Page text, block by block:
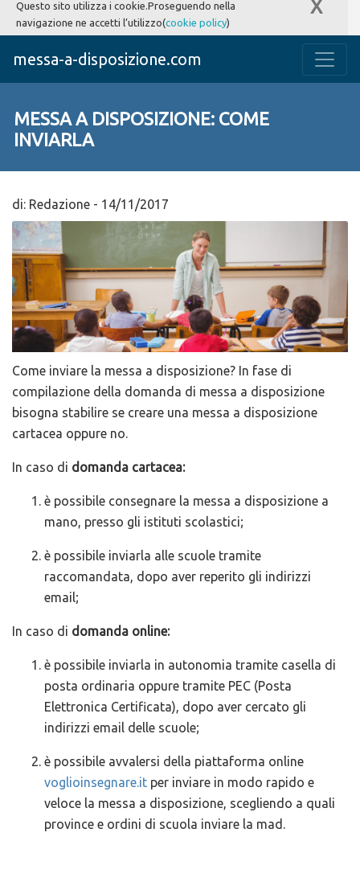
Questo sito utilizza i cookie.Proseguendo nella
navigazione ne accetti l’utilizzo(cookie policy)
X
messa-a-disposizione.com
MESSA A DISPOSIZIONE: COME
INVIARLA
di: Redazione - 14/11/2017
Come inviare la messa a disposizione? In fase di
compilazione della domanda di messa a disposizione
bisogna stabilire se creare una messa a disposizione
cartacea oppure no.
In caso di domanda cartacea:
è possibile consegnare la messa a disposizione a
mano, presso gli istituti scolastici;
è possibile inviarla alle scuole tramite
raccomandata, dopo aver reperito gli indirizzi
email;
In caso di domanda online:
è possibile inviarla in autonomia tramite casella di
posta ordinaria oppure tramite PEC (Posta
Elettronica Certificata), dopo aver cercato gli
indirizzi email delle scuole;
è possibile avvalersi della piattaforma online
voglioinsegnare.it per inviare in modo rapido e
veloce la messa a disposizione, scegliendo a quali
province e ordini di scuola inviare la mad.